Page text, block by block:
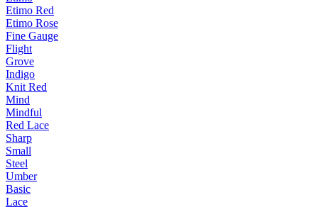
Etimo Red
Etimo Rose
Fine Gauge
Flight
Grove
Indigo
Knit Red
Mind
Mindful
Red Lace
Sharp
Small
Steel
Umber
Basic
Lace